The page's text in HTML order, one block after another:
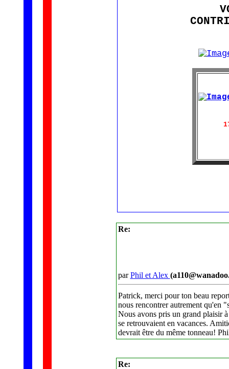
Re:
parPhil et Alex
Patrick, merci pour ton beau
nous rencontrer autrement qu'en
Nous avons pris un grand plaisir
se retrouvaient en vacances.
devrait être du même tonneau!
Re: